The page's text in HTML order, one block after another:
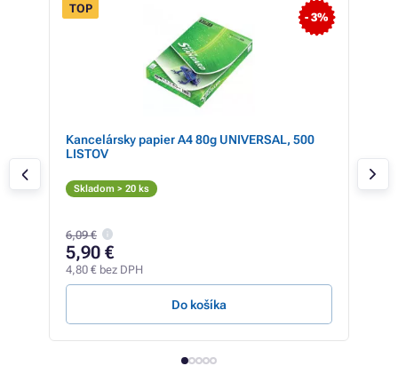
- 3%
TOP
Kancelársky papier A4 80g UNIVERSAL, 500
LISTOV
Skladom > 20 ks
6,09 €
5,90 €
4,80 € bez DPH
Do košíka